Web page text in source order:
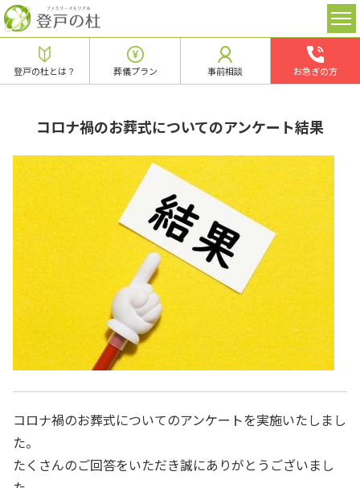
登戸の杜とは？ 葬儀プラン 事前相談 お急ぎの方
コロナ禍のお葬式についてのアンケート結果
コロナ禍のお葬式についてのアンケートを実施いたしまし
た。
たくさんのご回答をいただき誠にありがとうございまし